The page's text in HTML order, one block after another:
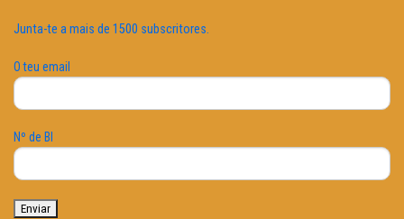
Junta-te a mais de 1500 subscritores.
O teu email
Nº de BI